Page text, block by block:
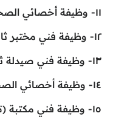
١١- وظيفة أخصائي الصحة البيئية.
١٢- وظيفة فني مختبر ثاني.
١٣- وظيفة فني صيدلة ثالث.
١٤- وظيفة أخصائي الصحة المهنية.
١٥- وظيفة فني مكتبة (تمهير).